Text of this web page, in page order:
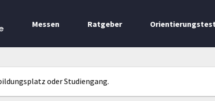
Messen Ratgeber
oder Studiengang.